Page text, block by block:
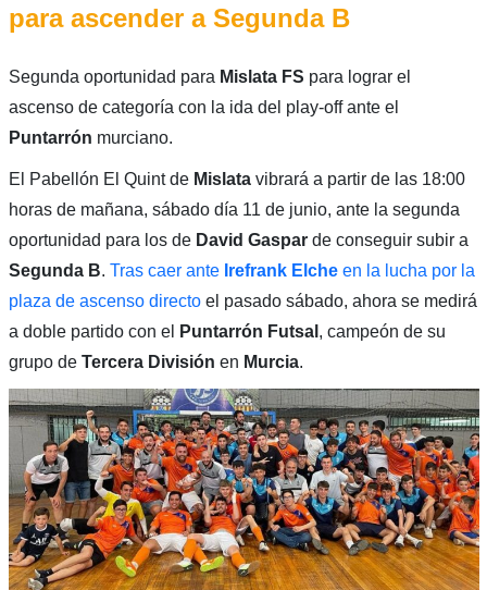
para ascender a Segunda B
Segunda oportunidad para Mislata FS para lograr el
ascenso de categoría con la ida del play-off ante el
Puntarrón murciano.
El Pabellón El Quint de Mislata vibrará a partir de las 18:00
horas de mañana, sábado día 11 de junio, ante la segunda
oportunidad para los de David Gasparde conseguir subir a
Segunda B. Tras caer ante Irefrank Elcheen la lucha por la
plaza de ascenso directoel pasado sábado, ahora se medirá
a doble partido con el
Puntarrón Futsal , campeón de su
grupo de Tercera División en Murcia.